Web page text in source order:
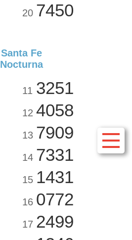
20 7450
Santa Fe
Nocturna
11 3251
12 4058
13 7909
14 7331
15 1431
16 0772
17 2499